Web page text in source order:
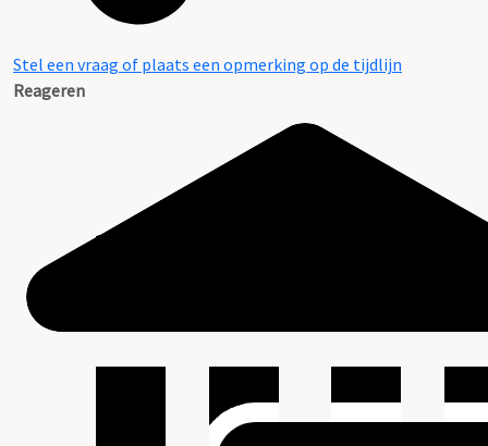
Stel een vraag of plaats een opmerking op de tijdlijn
Reageren